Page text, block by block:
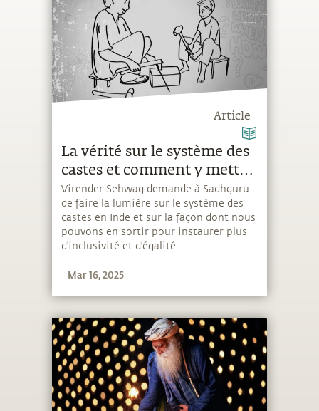
Article
La vérité sur le système des
castes et comment y mettre
fin
Virender Sehwag demande à Sadhguru
de faire la lumière sur le système des
castes en Inde et sur la façon dont nous
pouvons en sortir pour instaurer plus
d’inclusivité et d’égalité.
Mar 16, 2025